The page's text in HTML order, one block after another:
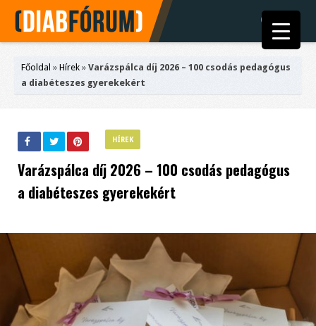
Főoldal » Hírek » Varázspálca díj 2026 – 100 csodás pedagógus
a diabéteszes gyerekekért
HÍREK
Varázspálca díj 2026 – 100 csodás pedagógus
a diabéteszes gyerekekért